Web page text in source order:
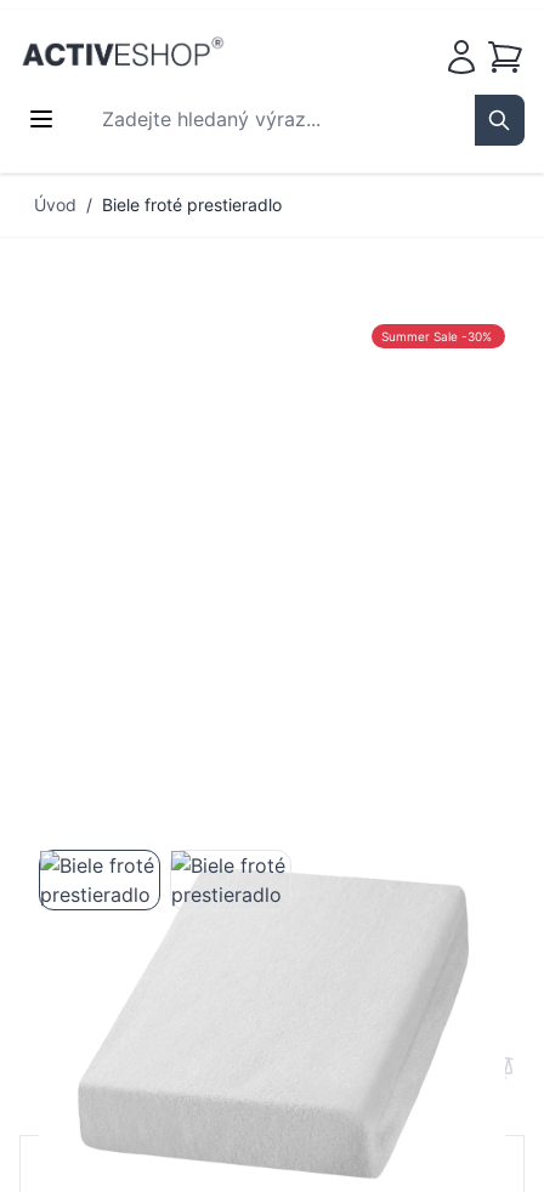
Zadejte hledaný výraz...
Košík
Úvod / Biele froté prestieradlo
Summer Sale -30%
Biele froté prestieradlo
Maloobchodní cena